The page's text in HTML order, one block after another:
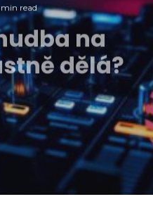
read
na
dělá?